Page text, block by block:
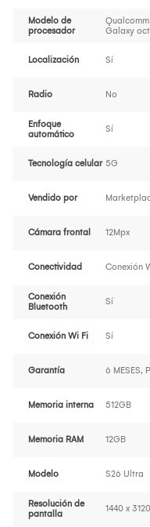
Modelo de
procesador
Galaxy
Localización Sí
Radio No
Enfoque
automático
Sí
Tecnología celular 5G
Vendido por
Cámara frontal 12Mpx
Conectividad Conexión
Conexión
Bluetooth
Sí
Conexión Wi Fi Sí
Garantía 6 MESES,
Memoria interna 512GB
Memoria RAM 12GB
Modelo S26 Ultra
Resolución de
pantalla
1440 x